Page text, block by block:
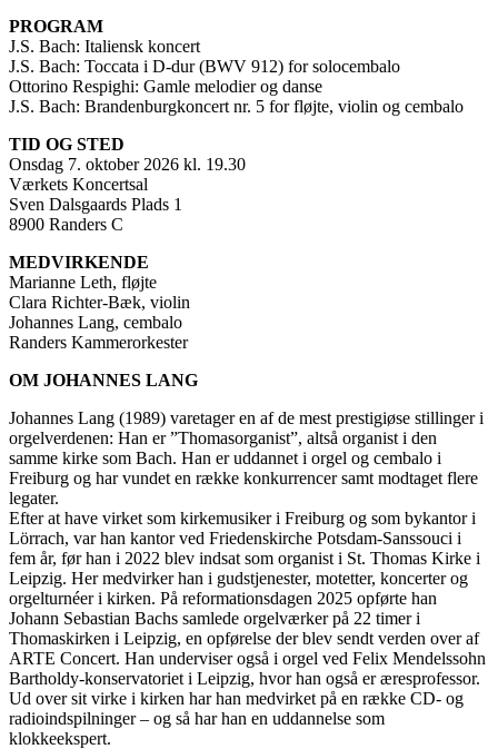
PROGRAM
J.S. Bach: Italiensk koncert
J.S. Bach: Toccata i D-dur (BWV 912) for solocembalo
Ottorino Respighi: Gamle melodier og danse
J.S. Bach: Brandenburgkoncert nr. 5 for fløjte, violin og cembalo
TID OG STED
Onsdag 7. oktober 2026 kl. 19.30
Værkets Koncertsal
Sven Dalsgaards Plads 1
8900 Randers C
MEDVIRKENDE
Marianne Leth, fløjte
Clara Richter-Bæk, violin
Johannes Lang, cembalo
Randers Kammerorkester
OM JOHANNES LANG
Johannes Lang (1989) varetager en af de mest prestigiøse stillinger i
orgelverdenen: Han er ”Thomasorganist”, altså organist i den
samme kirke som Bach. Han er uddannet i orgel og cembalo i
Freiburg og har vundet en række konkurrencer samt modtaget flere
legater.
Efter at have virket som kirkemusiker i Freiburg og som bykantor i
Lörrach, var han kantor ved Friedenskirche Potsdam-Sanssouci i
fem år, før han i 2022 blev indsat som organist i St. Thomas Kirke i
Leipzig. Her medvirker han i gudstjenester, motetter, koncerter og
orgelturnéer i kirken. På reformationsdagen 2025 opførte han
Johann Sebastian Bachs samlede orgelværker på 22 timer i
Thomaskirken i Leipzig, en opførelse der blev sendt verden over af
ARTE Concert. Han underviser også i orgel ved Felix Mendelssohn
Bartholdy-konservatoriet i Leipzig, hvor han også er æresprofessor.
Ud over sit virke i kirken har han medvirket på en række CD- og
radioindspilninger – og så har han en uddannelse som
klokkeekspert.